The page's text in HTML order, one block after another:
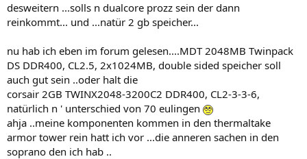
desweitern ...solls n dualcore prozz sein der dann
reinkommt... und ...natür 2 gb speicher...
nu hab ich eben im forum gelesen....MDT 2048MB Twinpack
DS DDR400, CL2.5, 2x1024MB, double sided speicher soll
auch gut sein ..oder halt die
corsair 2GB TWINX2048-3200C2 DDR400, CL2-3-3-6,
natürlich n ' unterschied von 70 eulingen
ahja ..meine komponenten kommen in den thermaltake
armor tower rein hatt ich vor ...die anneren sachen in den
soprano den ich hab ..